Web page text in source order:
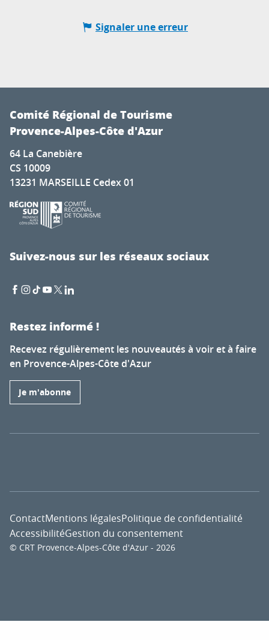
Signaler une erreur
Comité Régional de Tourisme
Provence-Alpes-Côte d'Azur
64 La Canebière
CS 10009
13231 MARSEILLE Cedex 01
Suivez-nous sur les réseaux sociaux
Restez informé !
Recevez régulièrement les nouveautés à voir et à faire
en Provence-Alpes-Côte d'Azur
Je m'abonne
© CRT Provence-Alpes-Côte d'Azur - 2026
ContactMentions légalesPolitique de confidentialité
AccessibilitéGestion du consentement